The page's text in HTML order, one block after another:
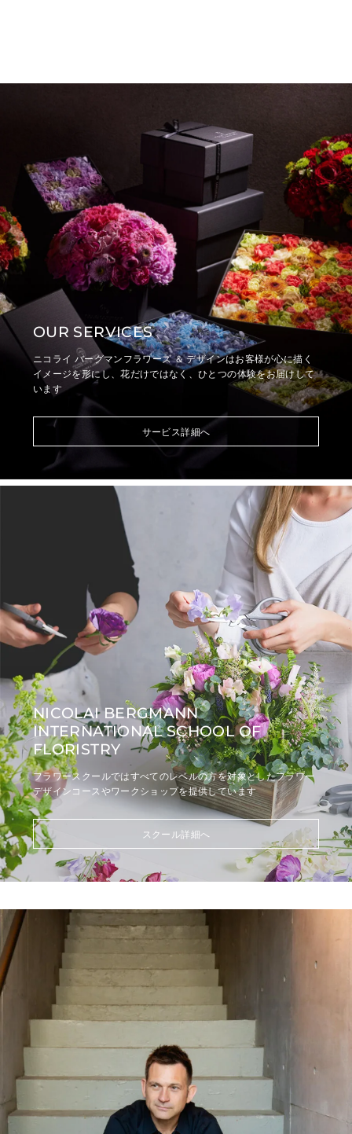
OUR SERVICES
ニコライ バーグマンフラワーズ ＆ デザインはお客様が心に描く
イメージを形にし、花だけではなく、ひとつの体験をお届けして
います
サービス詳細へ
NICOLAI BERGMANN
INTERNATIONAL SCHOOL OF
FLORISTRY
フラワースクールではすべてのレベルの方を対象としたフラワー
デザインコースやワークショップを提供しています
スクール詳細へ